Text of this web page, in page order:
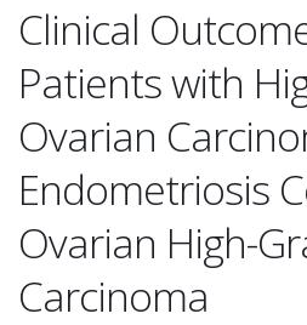
Clinical
Patients with
Ovarian
Endometriosis
Ovarian High-
Carcinoma